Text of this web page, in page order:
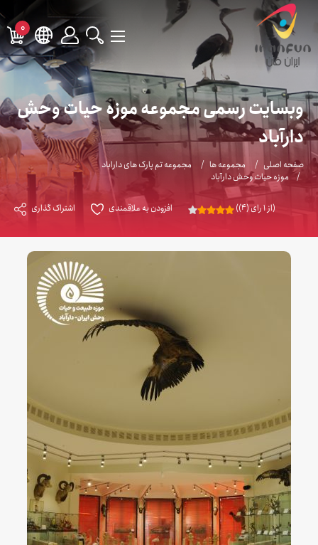
0
وبسایت رسمی مجموعه موزه حیات وحش
دارآباد
صفحه اصلی مجموعه ها
مجموعه تم پارک های داراباد
موزه حیات وحش دارآباد
(از 1 رای (4)) افزودن به علاقمندی اشتراک گذاری